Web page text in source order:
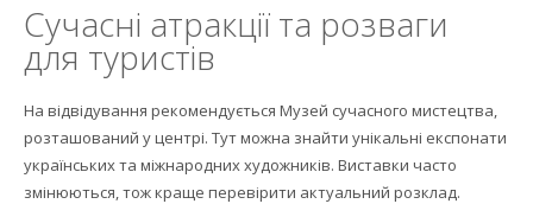
Сучасні атракції та розваги
для туристів
На відвідування рекомендується Музей сучасного мистецтва,
розташований у центрі. Тут можна знайти унікальні експонати
українських та міжнародних художників. Виставки часто
змінюються, тож краще перевірити актуальний розклад.